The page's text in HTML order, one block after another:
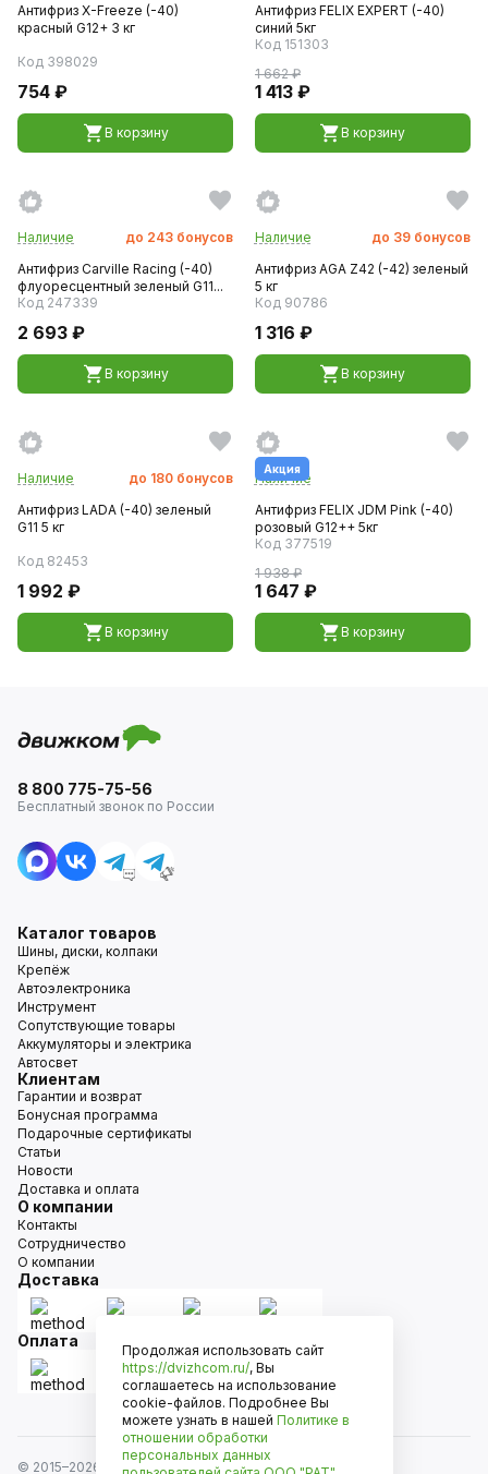
Антифриз X-Freeze (-40)
красный G12+ 3 кг
Код 398029
754 ₽
В корзину
Aнтифриз FELIX EXPERT (-40)
синий 5кг
Код 151303
1 662 ₽
1 413 ₽
В корзину
Наличие до 243 бонусов
Антифриз Carville Racing (-40)
флуоресцентный зеленый G11...
Код 247339
2 693 ₽
В корзину
Наличие до 39 бонусов
Антифриз AGA Z42 (-42) зеленый
5 кг
Код 90786
1 316 ₽
В корзину
Наличие до 180 бонусов
Антифриз LADA (-40) зеленый
G11 5 кг
Код 82453
1 992 ₽
В корзину
Акция
Наличие
Антифриз FELIX JDM Pink (-40)
розовый G12++ 5кг
Код 377519
1 938 ₽
1 647 ₽
В корзину
8 800 775-75-56
Бесплатный звонок по России
Каталог товаров
Шины, диски, колпаки
Крепёж
Автоэлектроника
Инструмент
Сопутствующие товары
Аккумуляторы и электрика
Автосвет
Клиентам
Гарантии и возврат
Бонусная программа
Подарочные сертификаты
Статьи
Новости
Доставка и оплата
О компании
Контакты
Сотрудничество
О компании
Доставка
Оплата
© 2015–2026 Движком — сеть магазинов автозапчастей
Продолжая использовать сайт
https://dvizhcom.ru/, Вы
соглашаетесь на использование
cookie-файлов. Подробнее Вы
можете узнать в нашей Политике в
отношении обработки
персональных данных